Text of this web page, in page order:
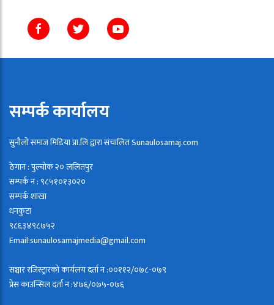
सम्पर्क कार्यालय
सुनौलो समाज मिडिया प्रा.लि द्वारा संचालित Sunaulosamaj.com
ठेगान : पुल्चोक २० ललितपुर
सम्पर्क न : ९८५१०१३०२०
सम्पर्क शाखा
धनकुटा
९८६३४९८७५२
Email:sunaulosamajmedia@gmail.com
सञ्चार रजिस्ट्रारको कार्यलय दर्ता न :००११२/०७८-०७९
प्रेस काउन्सिल दर्ता न :४७६/०७५-०७६